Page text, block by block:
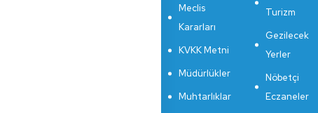
Meclis
Kararları
KVKK Metni
Müdürlükler
Muhtarlıklar
Turizm
Gezilecek
Yerler
Nöbetçi
Eczaneler